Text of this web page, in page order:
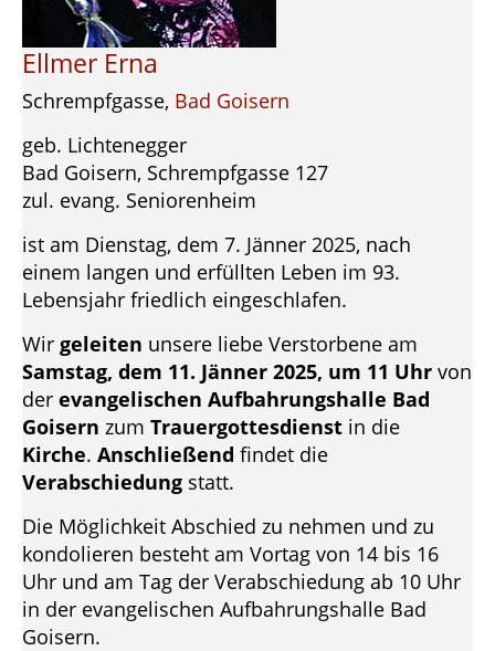
Ellmer Erna
Schrempfgasse, Bad Goisern
geb. Lichtenegger
Bad Goisern, Schrempfgasse 127
zul. evang. Seniorenheim
ist am Dienstag, dem 7. Jänner 2025, nach
einem langen und erfüllten Leben im 93.
Lebensjahr friedlich eingeschlafen.
Wir geleiten unsere liebe Verstorbene am
Samstag, dem 11. Jänner 2025, um 11 Uhr von
der evangelischen Aufbahrungshalle Bad
Goisern zum Trauergottesdienst in die
Kirche. Anschließend findet die
Verabschiedung statt.
Die Möglichkeit Abschied zu nehmen und zu
kondolieren besteht am Vortag von 14 bis 16
Uhr und am Tag der Verabschiedung ab 10 Uhr
in der evangelischen Aufbahrungshalle Bad
Goisern.